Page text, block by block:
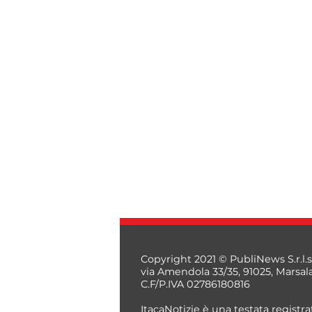
Copyright 2021 © PubliNews
via Amendola 33/35, 91025,
C.F/P.IVA 02786180816
ItacaNotizie è una testata